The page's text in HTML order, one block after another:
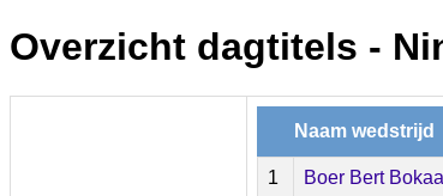
Overzicht dagtitels -
Naam wedstrijd
1 Boer Bert Bokaal